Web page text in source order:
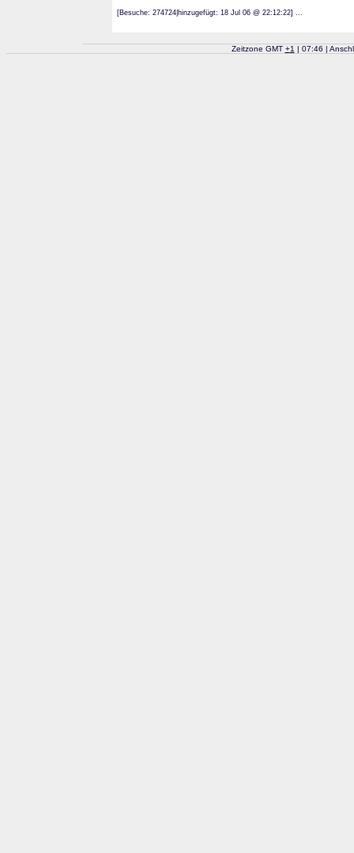
[Besuche: 274724|hinzugefügt: 18 Jul 06 @ 22:12:22] ...
Zeitzone GMT +1 | 07:46 |